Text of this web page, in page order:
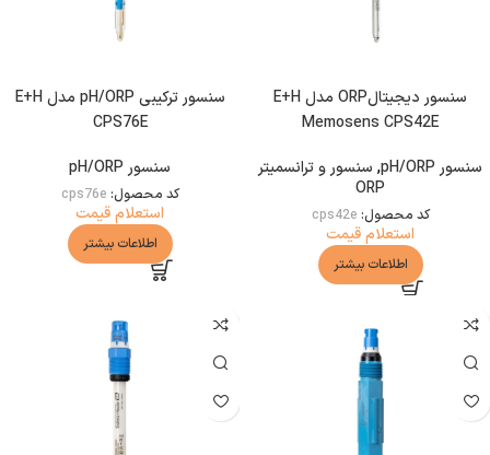
سنسور دیجیتالORP مدل E+H
Memosens CPS42E
سنسور pH/ORP
, سنسور و ترانسمیتر
ORP
کد محصول: cps42e
استعلام قیمت
اطلاعات بیشتر
سنسور ترکیبی pH/ORP مدل E+H
CPS76E
سنسور pH/ORP
کد محصول: cps76e
استعلام قیمت
اطلاعات بیشتر